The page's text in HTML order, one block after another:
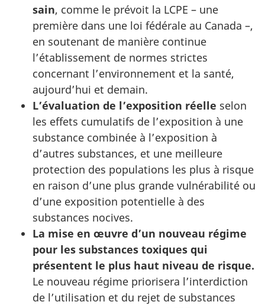
sain, comme le prévoit la LCPE – une
première dans une loi fédérale au Canada –,
en soutenant de manière continue
l’établissement de normes strictes
concernant l’environnement et la santé,
aujourd’hui et demain.
L’évaluation de l’exposition réelle selon
les effets cumulatifs de l’exposition à une
substance combinée à l’exposition à
d’autres substances, et une meilleure
protection des populations les plus à risque
en raison d’une plus grande vulnérabilité ou
d’une exposition potentielle à des
substances nocives.
La mise en œuvre d’un nouveau régime
pour les substances toxiques qui
présentent le plus haut niveau de risque.
Le nouveau régime priorisera l’interdiction
de l’utilisation et du rejet de substances